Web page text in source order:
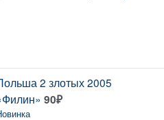
2 злотых 2005
90₽